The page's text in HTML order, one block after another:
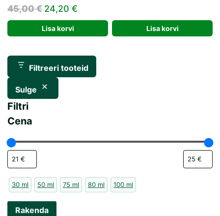
45,00€ Algne
hind
oli:
24,20 €
hind
on:
Lisa korvi Lisa korvi
Filtreeri tooteid
Sulge
Filtri
Cena
30 ml 50 ml 75 ml 80 ml 100 ml
Rakenda